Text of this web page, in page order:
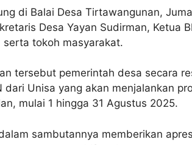
di Balai Desa Tirtawangunan,
Desa Yayan Sudirman, Ketua
serta tokoh masyarakat.
tersebut pemerintah desa secara
dari Unisa yang akan menjalankan
mulai 1 hingga 31 Agustus 2025.
sambutannya memberikan